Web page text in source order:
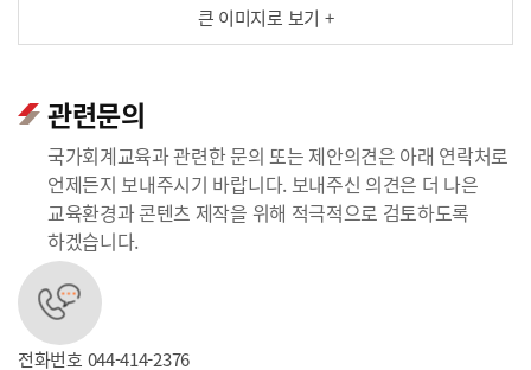
큰 이미지로 보기 +
관련문의
국가회계교육과 관련한 문의 또는 제안의견은 아래 연락처로
언제든지 보내주시기 바랍니다. 보내주신 의견은 더 나은
교육환경과 콘텐츠 제작을 위해 적극적으로 검토하도록
하겠습니다.
전화번호 044-414-2376